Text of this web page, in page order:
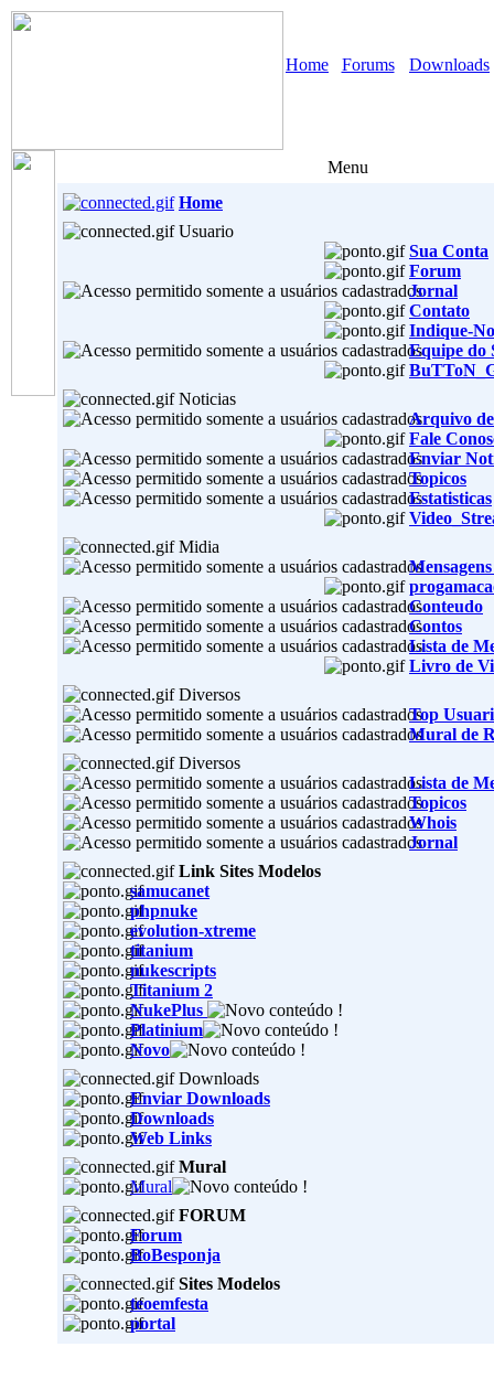
Home Forums Downloads
Menu
Home
Usuario
Sua Conta
Forum
Jornal
Contato
Indique-
Equipe do
Noticias
Arquivo
Fale
Enviar
Topicos
Estatisticas
Midia
Conteudo
Contos
Lista de
Livro de
Diversos
Top
Mural de
Diversos
Lista de
Topicos
Whois
Jornal
Link Sites Modelos
samucanet
phpnuke
evolution-xtreme
titanium
nukescripts
Titanium 2
NukePlus
Platinium
Novo
Downloads
Enviar Downloads
Downloads
Web Links
Mural
Mural
FORUM
Forum
BoBesponja
Sites Modelos
teoemfesta
portal